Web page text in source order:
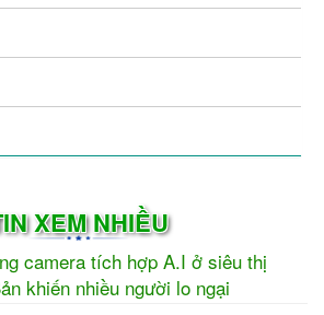
XEM NHIỀU
camera tích hợp A.I ở siêu thị
khiến nhiều người lo ngại